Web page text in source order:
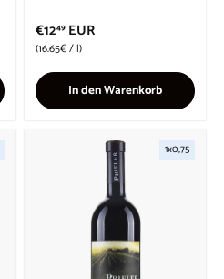
€1249 EUR
Grundpreis
16.65€/l
In den Warenkorb
1x0,75